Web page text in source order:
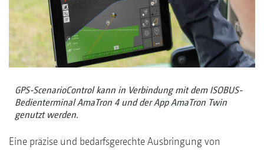
GPS-ScenarioControl kann in Verbindung mit dem ISOBUS-
Bedienterminal AmaTron 4 und der App AmaTron Twin
genutzt werden.
Eine präzise und bedarfsgerechte Ausbringung von